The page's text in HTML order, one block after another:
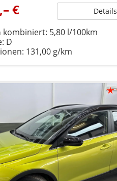
€ Details
kombiniert: 5,80 l/100km
D
131,00 g/km